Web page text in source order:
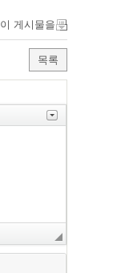
이 게시물을
목록